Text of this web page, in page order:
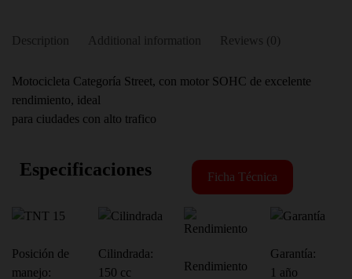
Description Additional information Reviews (0)
Motocicleta Categoría Street, con motor SOHC de excelente
rendimiento, ideal
para ciudades con alto trafico
Especificaciones Ficha Técnica
Posición de
manejo:
Cilindrada:
150 cc
Rendimiento
Garantía:
1 año